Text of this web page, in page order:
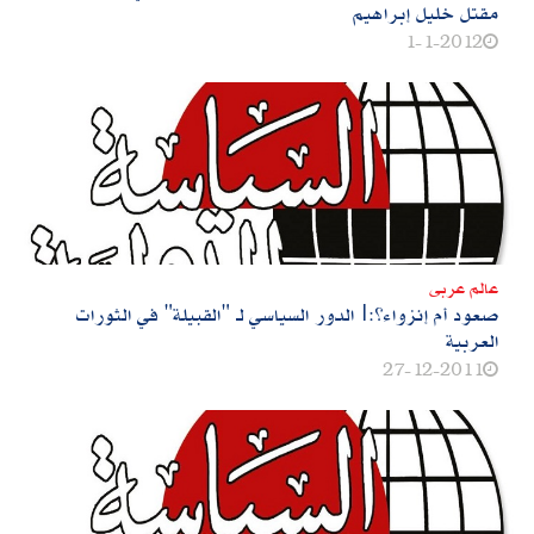
مقتل خليل إبراهيم
1-1-2012
عالم عربى
صعود أم إنزواء؟:|الدور السياسي لـ "القبيلة" في الثورات
العربية
27-12-2011